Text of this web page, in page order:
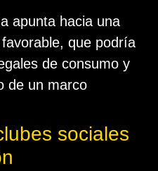
apunta hacia una
que podría
de consumo y
de un marco
sociales